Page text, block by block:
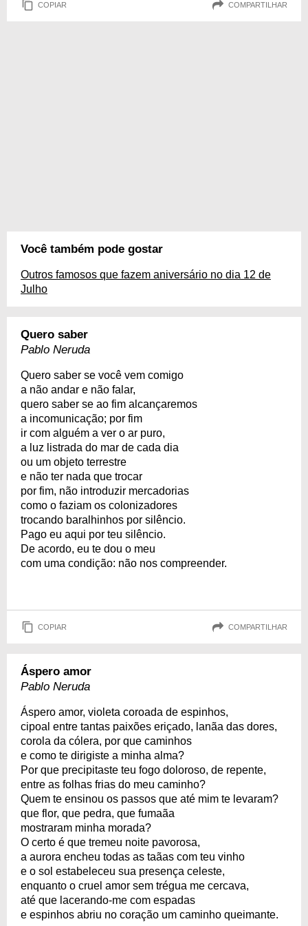
COPIAR COMPARTILHAR
Você também pode gostar
Outros famosos que fazem aniversário no dia 12 de
Julho
Quero saber
Pablo Neruda
Quero saber se você vem comigo
a não andar e não falar,
quero saber se ao fim alcançaremos
a incomunicação; por fim
ir com alguém a ver o ar puro,
a luz listrada do mar de cada dia
ou um objeto terrestre
e não ter nada que trocar
por fim, não introduzir mercadorias
como o faziam os colonizadores
trocando baralhinhos por silêncio.
Pago eu aqui por teu silêncio.
De acordo, eu te dou o meu
com uma condição: não nos compreender.
COPIAR COMPARTILHAR
Áspero amor
Pablo Neruda
Áspero amor, violeta coroada de espinhos,
cipoal entre tantas paixões eriçado, lanãa das dores,
corola da cólera, por que caminhos
e como te dirigiste a minha alma?
Por que precipitaste teu fogo doloroso, de repente,
entre as folhas frias do meu caminho?
Quem te ensinou os passos que até mim te levaram?
que flor, que pedra, que fumaãa
mostraram minha morada?
O certo é que tremeu noite pavorosa,
a aurora encheu todas as taãas com teu vinho
e o sol estabeleceu sua presença celeste,
enquanto o cruel amor sem trégua me cercava,
até que lacerando-me com espadas
e espinhos abriu no coração um caminho queimante.